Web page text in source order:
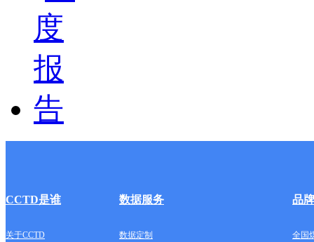
CCTD是谁 数据服务 品
关于CCTD 数据定制 全国